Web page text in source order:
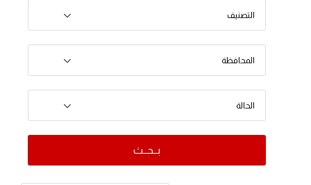
التصنيف
المحافظة
الحالة
بــحــث